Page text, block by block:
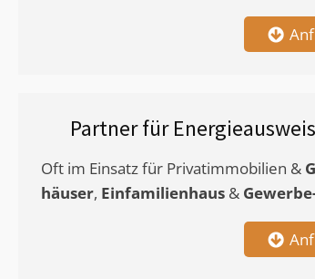
Partner für Energieausweis
Oft im Einsatz für Privatimmobilien &
häuser, Einfamilienhaus &